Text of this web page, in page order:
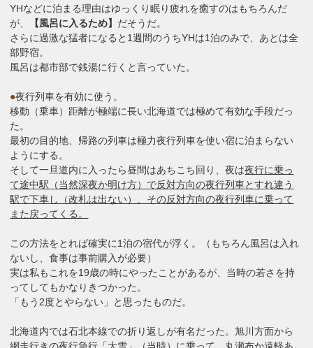
YHなどに泊まる理由はゆっくり眠り疲れを癒すのはもちろんだ
が、
【風呂に入るため】 だそうだ。
さらに過激な猛者になると1週間のうちYHは1泊のみで、あとは全
部野宿。
風呂は都市部で銭湯に行くと言っていた。
●夜行列車を有効に使う。
移動（乗車）距離が極端に長い北海道では極めて有効な手段だっ
た。
最初の目的地、帰路の列車は極力夜行列車を使い宿に泊まらない
ようにする。
そして一旦道内に入ったら昼間はあちこち回り、夜は夜行に乗っ
て途中駅（当然深夜か明け方）で反対方向の夜行列車とすれ違う
駅で下車し（改札は出ない）、その反対方向の夜行列車に乗って
また戻ってくる。
この方法をとれば確実に1泊の宿代が浮く。（もちろん風呂は入れ
ないし、食事は事前購入が必要）
実は私もこれを19歳の時にやったことがあるが、当時の若さを持
ってしてもかなりきつかった。
「もう2度とやらない」と思ったものだ。
北海道内では石北本線での折り返しが有名だった。旭川方面から
網走行きの夜行急行「大雪」（当時）に乗って、丸瀬布か遠軽あ